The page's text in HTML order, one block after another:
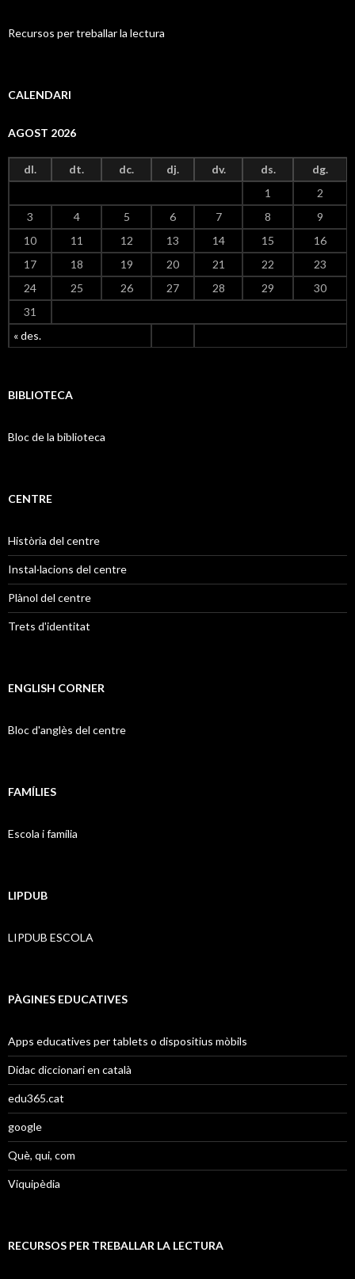
Recursos per treballar la lectura
CALENDARI
AGOST 2026
dl. dt. dc. dj. dv. ds. dg.
« des.
1
2
3
4 5 6 7 8
9
10
11 12 13 14 15
16
17
18 19 20 21 22
23
24
25 26 27 28 29
30
31
BIBLIOTECA
Bloc de la biblioteca
CENTRE
Història del centre
Instal·lacions del centre
Plànol del centre
Trets d'identitat
ENGLISH CORNER
Bloc d'anglès del centre
FAMÍLIES
Escola i família
LIPDUB
LIPDUB ESCOLA
PÀGINES EDUCATIVES
Apps educatives per tablets o dispositius mòbils
Didac diccionari en català
edu365.cat
google
Què, qui, com
Viquipèdia
RECURSOS PER TREBALLAR LA LECTURA